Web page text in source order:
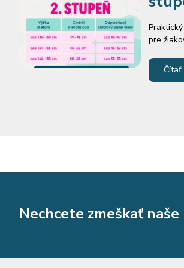
pre
Čítať
Nechcete zmeškať